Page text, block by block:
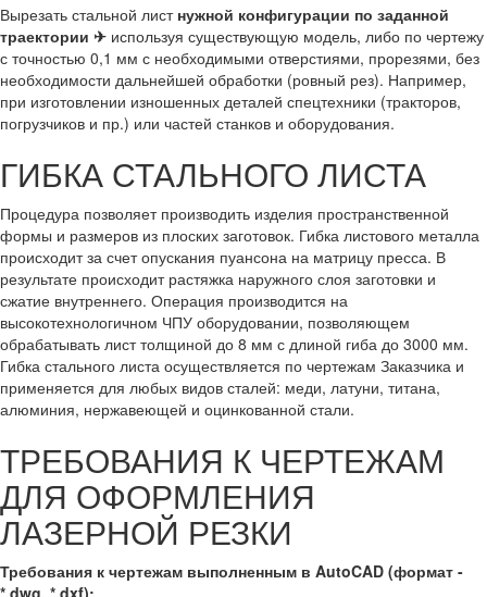
Вырезать стальной лист нужной конфигурации по заданной
траектории ✈ используя существующую модель, либо по чертежу
с точностью 0,1 мм с необходимыми отверстиями, прорезями, без
необходимости дальнейшей обработки (ровный рез). Например,
при изготовлении изношенных деталей спецтехники (тракторов,
погрузчиков и пр.) или частей станков и оборудования.
ГИБКА СТАЛЬНОГО ЛИСТА
Процедура позволяет производить изделия пространственной
формы и размеров из плоских заготовок. Гибка листового металла
происходит за счет опускания пуансона на матрицу пресса. В
результате происходит растяжка наружного слоя заготовки и
сжатие внутреннего. Операция производится на
высокотехнологичном ЧПУ оборудовании, позволяющем
обрабатывать лист толщиной до 8 мм с длиной гиба до 3000 мм.
Гибка стального листа осуществляется по чертежам Заказчика и
применяется для любых видов сталей: меди, латуни, титана,
алюминия, нержавеющей и оцинкованной стали.
ТРЕБОВАНИЯ К ЧЕРТЕЖАМ
ДЛЯ ОФОРМЛЕНИЯ
ЛАЗЕРНОЙ РЕЗКИ
Требования к чертежам выполненным в AutoCAD (формат -